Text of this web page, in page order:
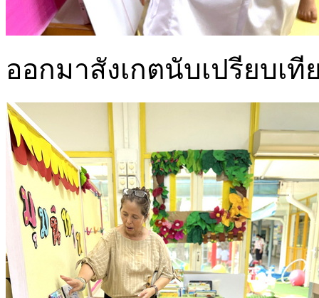
ออกมาสังเกตนับเปรียบเ